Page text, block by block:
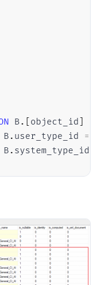
B . [object_id]
B . user_type_id =
B . system_type_id
< 1 AND